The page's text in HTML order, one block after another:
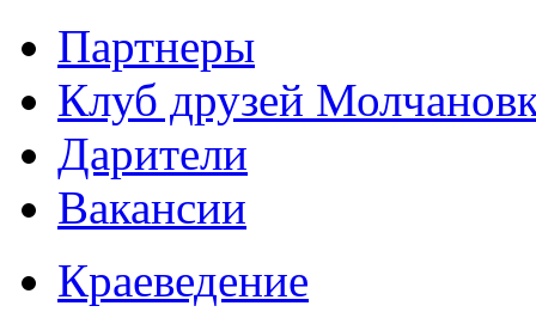
Партнеры
Клуб друзей
Дарители
Вакансии
Краеведение